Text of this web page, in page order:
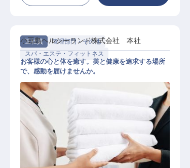
正社員
管理部門・その他
スパ・エステ・フィットネス
セラピスト（エステティシャン）
小豆島ヘルシーランド株式会社 本社
お客様の心と体を癒す。美と健康を追求する場所
で、感動を届けませんか。